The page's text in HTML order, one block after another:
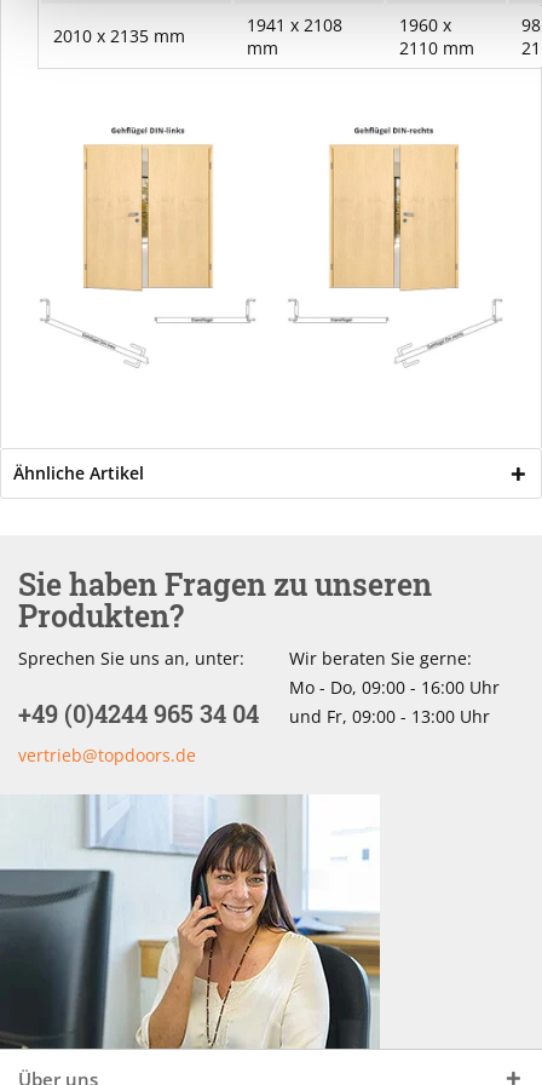
2010 x 2135 mm
1941 x 2108
mm
1960 x
2110 mm
Ähnliche Artikel
Sie haben Fragen zu unseren
Produkten?
Sprechen Sie uns an, unter:
+49 (0)4244 965 34 04
vertrieb@topdoors.de
Wir beraten Sie gerne:
Mo - Do, 09:00 - 16:00 Uhr
und Fr, 09:00 - 13:00 Uhr
Über uns